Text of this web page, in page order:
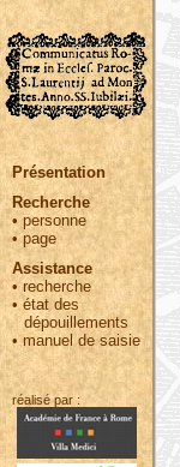
Présentation
Recherche
• personne
•page
Assistance
• recherche
•état des
dépouillements
•manuel de saisie
réalisé par :